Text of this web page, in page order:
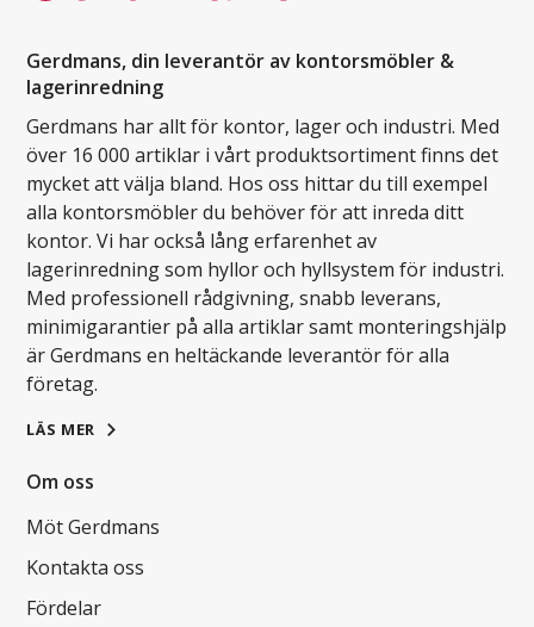
Gerdmans, din leverantör av kontorsmöbler &
lagerinredning
Gerdmans har allt för kontor, lager och industri. Med
över 16 000 artiklar i vårt produktsortiment finns det
mycket att välja bland. Hos oss hittar du till exempel
alla kontorsmöbler du behöver för att inreda ditt
kontor. Vi har också lång erfarenhet av
lagerinredning som hyllor och hyllsystem för industri.
Med professionell rådgivning, snabb leverans,
minimigarantier på alla artiklar samt monteringshjälp
är Gerdmans en heltäckande leverantör för alla
företag.
LÄS MER
Om oss
Möt Gerdmans
Kontakta oss
Fördelar